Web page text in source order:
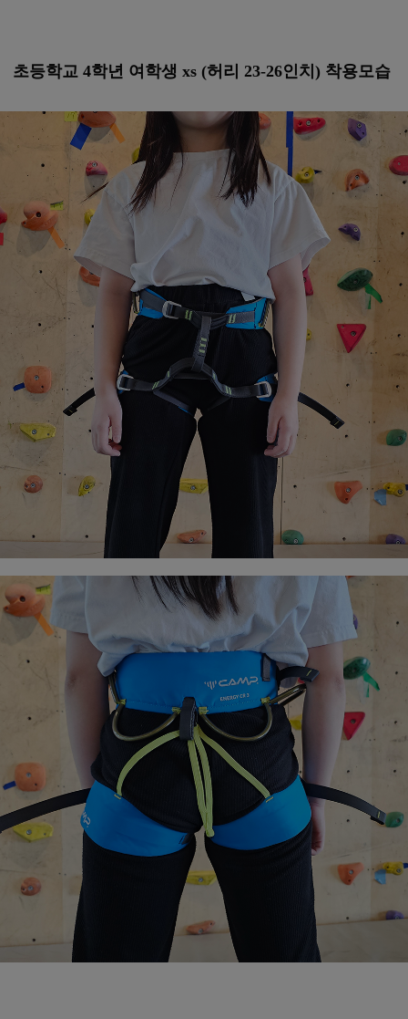
초등학교 4학년 여학생 xs (허리 23-26인치) 착용모습